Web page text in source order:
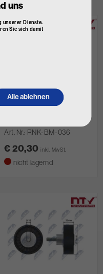
Art. Nr. RNK-BM-036
€ 20,30inkl. MwSt.
nicht lagernd
uns
unserer Dienste.
Sie sich damit
Alle ablehnen